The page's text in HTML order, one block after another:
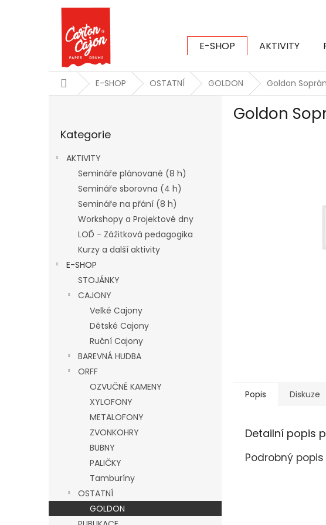
E-SHOP AKTIVITY
DomůE-SHOP OSTATNÍ GOLDON Goldon
kategorie
Kategorie
AKTIVITY
Semináře plánované (8 h)
Semináře sborovna (4 h)
Semináře na přání (8 h)
Workshopy a Projektové dny
LOĎ - Zážitková pedagogika
Kurzy a další aktivity
E-SHOP
STOJÁNKY
CAJONY
Velké Cajony
Dětské Cajony
Ruční Cajony
BAREVNÁ HUDBA
ORFF
OZVUČNÉ KAMENY
XYLOFONY
METALOFONY
ZVONKOHRY
BUBNY
PALIČKY
Tamburíny
OSTATNÍ
GOLDON
Goldon
Popis Diskuze
Detailní popis
Podrobný popis